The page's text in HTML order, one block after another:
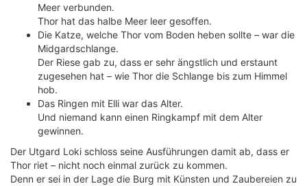
Meer verbunden.
Thor hat das halbe Meer leer gesoffen.
Die Katze, welche Thor vom Boden heben sollte – war die
Midgardschlange.
Der Riese gab zu, dass er sehr ängstlich und erstaunt
zugesehen hat – wie Thor die Schlange bis zum Himmel
hob.
Das Ringen mit Elli war das Alter.
Und niemand kann einen Ringkampf mit dem Alter
gewinnen.
Der Utgard Loki schloss seine Ausführungen damit ab, dass er
Thor riet – nicht noch einmal zurück zu kommen.
Denn er sei in der Lage die Burg mit Künsten und Zaubereien zu